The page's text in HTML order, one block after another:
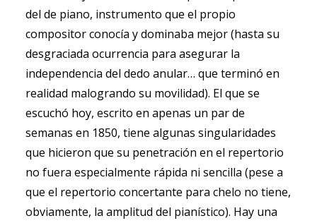
del de piano, instrumento que el propio
compositor conocía y dominaba mejor (hasta su
desgraciada ocurrencia para asegurar la
independencia del dedo anular… que terminó en
realidad malogrando su movilidad). El que se
escuchó hoy, escrito en apenas un par de
semanas en 1850, tiene algunas singularidades
que hicieron que su penetración en el repertorio
no fuera especialmente rápida ni sencilla (pese a
que el repertorio concertante para chelo no tiene,
obviamente, la amplitud del pianístico). Hay una